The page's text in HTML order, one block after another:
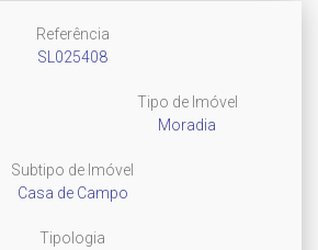
Referência
SL025408
Tipo de Imóvel
Moradia
Subtipo de Imóvel
Casa de Campo
Tipologia